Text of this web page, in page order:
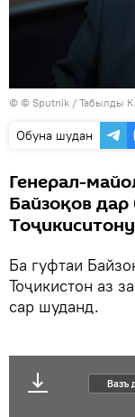
© © Sputnik / Табылды
Обуна шудан
Генерал-
Байзоқов
Ба гуфтаи
Тоҷикистон аз
сар шуданд.
Вазъ